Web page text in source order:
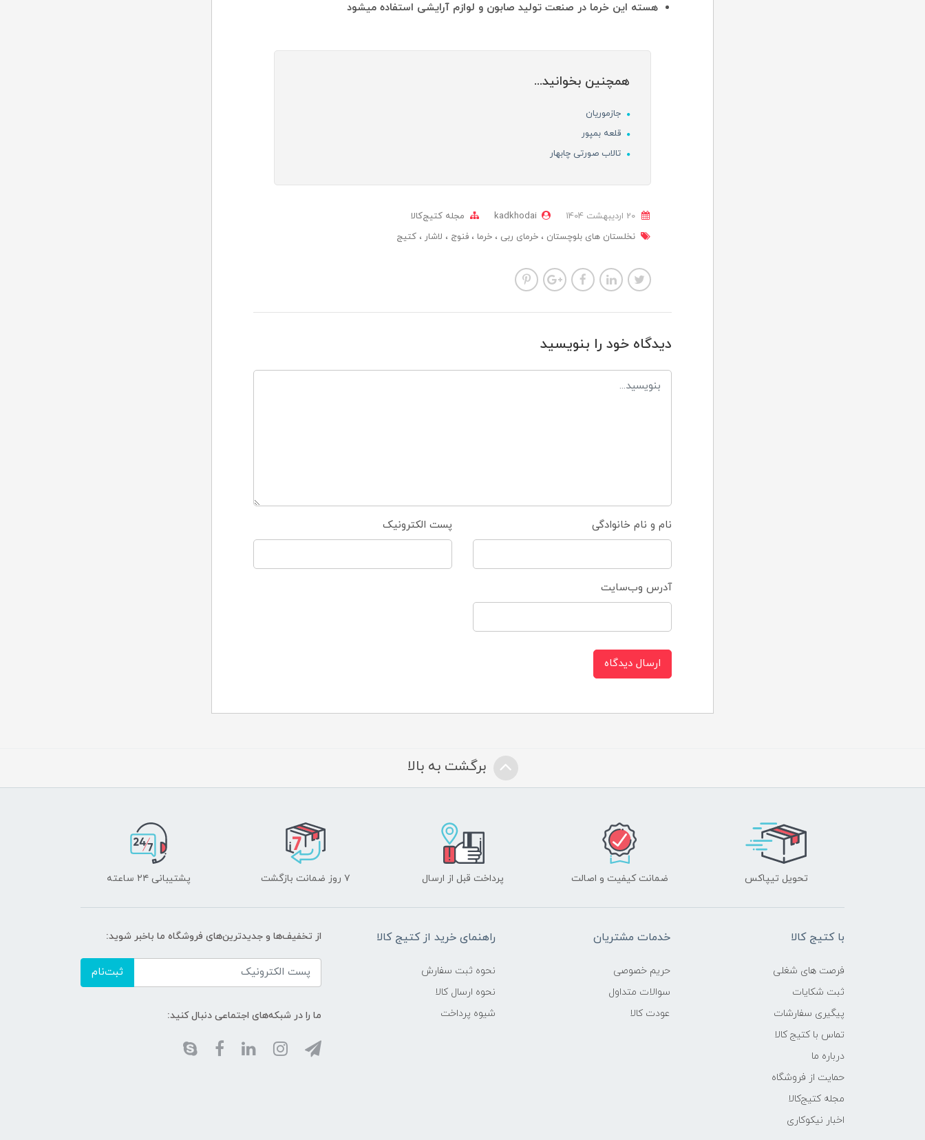
هسته این خرما در صنعت تولید صابون و لوازم آرایشی استفاده میشود
همچنین بخوانید...
جازموریان
قلعه بمپور
تالاب صورتی چابهار
kadkhodai
مجله کتیج‌کالا
نخلستان های بلوچستان
خرمای ربی خرما فنوج لاشار کتیج
دیدگاه خود را بنویسید
نام و نام خانوادگی پست الکترونیک
آدرس وب‌سایت
ارسال دیدگاه
برگشت به بالا
تحویل تیپاکس ضمانت کیفیت و اصالت پرداخت قبل از ارسال ۷ روز ضمانت بازگشت پشتیبانی ۲۴ ساعته
با کتیج کالا
فرصت های شغلی
ثبت شکایات
پیگیری سفارشات
تماس با کتیج کالا
درباره ما
حمایت از فروشگاه
مجله کتیج‌کالا
اخبار نیکوکاری
خدمات مشتریان
حریم خصوصی
سوالات متداول
عودت کالا
راهنمای خرید از کتیج کالا
نحوه ثبت سفارش
نحوه ارسال کالا
شیوه پرداخت
از تخفیف‌ها و جدیدترین‌های فروشگاه ما باخبر شوید:
ثبت‌نام
ما را در شبکه‌های اجتماعی دنبال کنید: